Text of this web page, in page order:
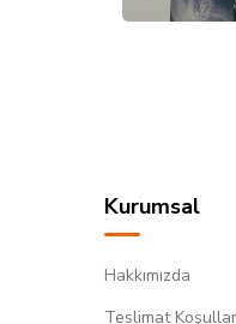
Kurumsal
Hakkımızda
Teslimat